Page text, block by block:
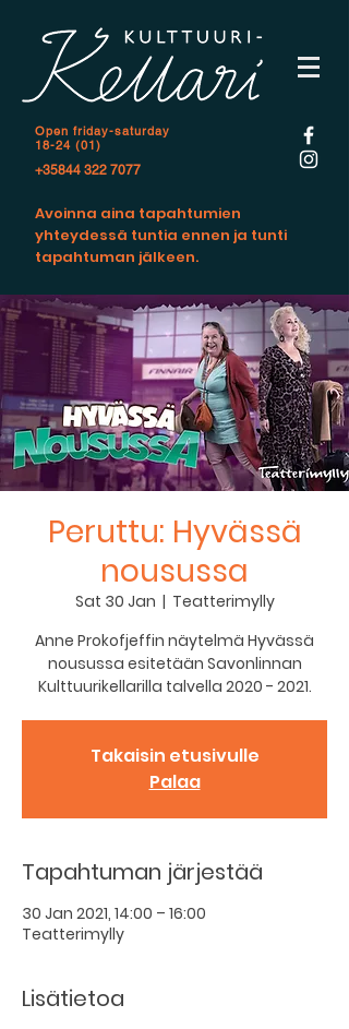
Open friday-saturday
18-24 (01)
+35844 322 7077
Avoinna aina tapahtumien
yhteydessä tuntia ennen ja tunti
tapahtuman jälkeen.
Peruttu: Hyvässä
nousussa
Sat 30 Jan
  |
Teatterimylly
Anne Prokofjeffin näytelmä Hyvässä
nousussa esitetään Savonlinnan
Kulttuurikellarilla talvella 2020 - 2021.
Takaisin etusivulle
Palaa
Tapahtuman järjestää
30 Jan 2021, 14:00 – 16:00
Teatterimylly
Lisätietoa